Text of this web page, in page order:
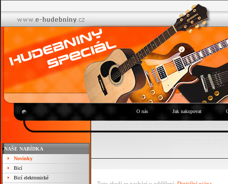
O nás Jak nakupovat
NAŠE NABÍDKA
Novinky
Bicí
Bicí elektronické